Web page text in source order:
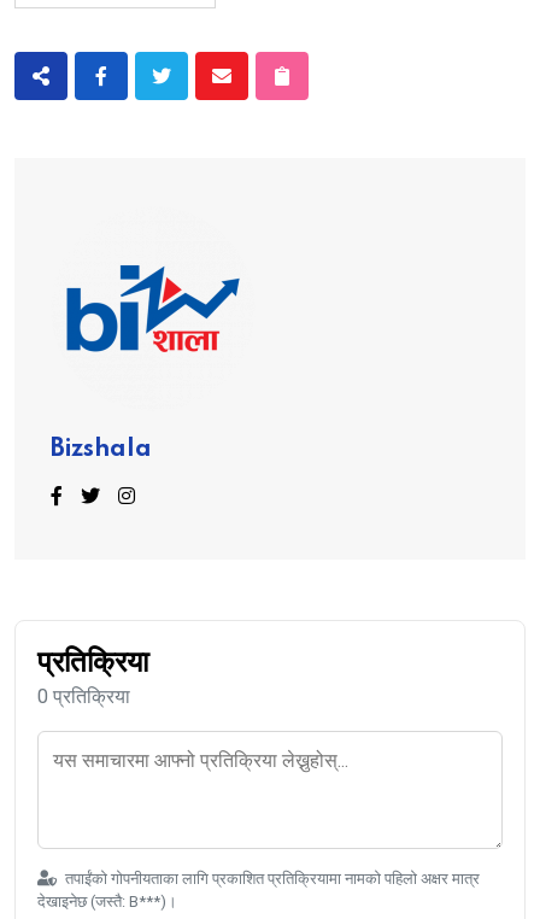
Bizshala
प्रतिक्रिया
0 प्रतिक्रिया
तपाईंको गोपनीयताका लागि प्रकाशित प्रतिक्रियामा नामको पहिलो अक्षर मात्र
देखाइनेछ (जस्तै: B***)।